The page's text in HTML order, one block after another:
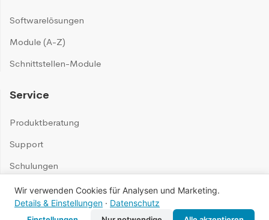
Softwarelösungen
Module (A-Z)
Schnittstellen-Module
Service
Produktberatung
Support
Schulungen
©2026Swoppen Systems GmbH
Wir verwenden Cookies für Analysen und Marketing.
Details & Einstellungen · Datenschutz